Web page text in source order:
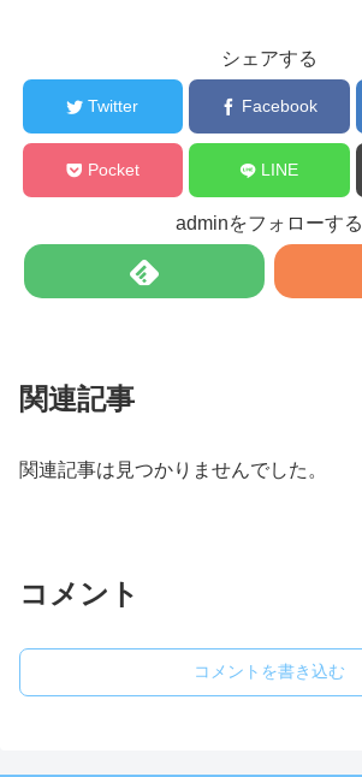
シェアする
Twitter Facebook
Pocket LINE
adminをフォローする
関連記事
関連記事は見つかりませんでした。
コメント
コメントを書き込む